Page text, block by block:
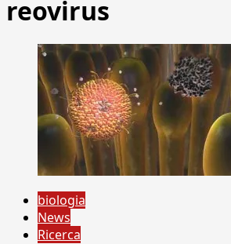
reovirus
biologia
News
Ricerca